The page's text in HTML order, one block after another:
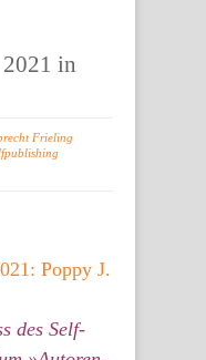
in
Frieling
des Self-